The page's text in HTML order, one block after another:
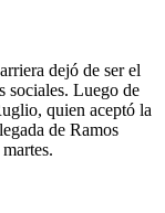
dejó de ser el
sociales. Luego de
quien aceptó la
de Ramos